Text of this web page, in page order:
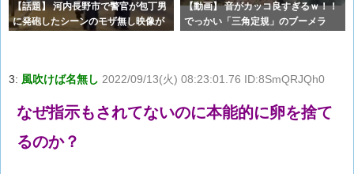
【話題】 河内長野市で警官が包丁男
に発砲したシーンのモザ無し映像が
【動画】 音がカッコ良すぎるｗ！！
でっかい「三角定規」のブーメラ
3: 風吹けば名無し 2022/09/13(火) 08:23:01.76 ID:8SmQRJQh0
なぜ指示もされてないのに本能的に卵を捨て
るのか？